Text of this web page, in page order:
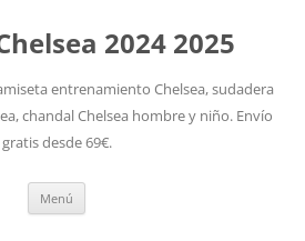
2024 2025
entrenamiento Chelsea, sudadera
chandal Chelsea hombre y niño. Envío
gratis desde 69€.
Menú